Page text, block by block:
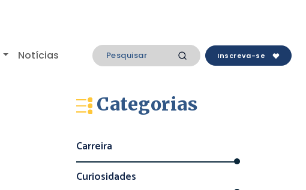
Notícias Inscreva-se
Categorias
Carreira
Curiosidades